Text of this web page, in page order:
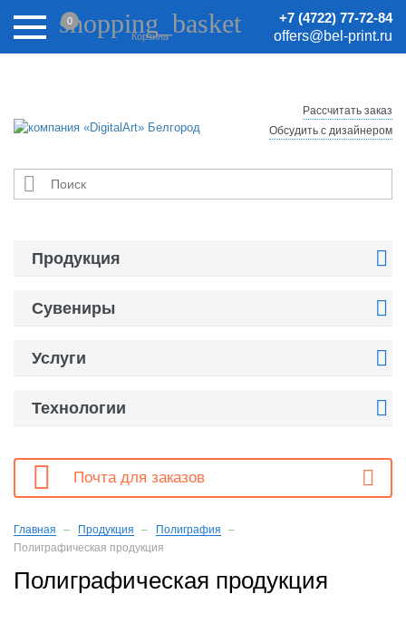
Внимание! Цены на сайте могут быть неактуальными.
Актуальные цены уточняйте у менеджеров.
+7 (4722) 77-72-84
offers@bel-print.ru
shopping_basket
Корзина
0

Рассчитать заказ
Обсудить с дизайнером
Продукция 
Сувениры 
Услуги 
Технологии 
 Почта для заказов
Главная Продукция
Полиграфия
Полиграфическая продукция
Полиграфическая продукция